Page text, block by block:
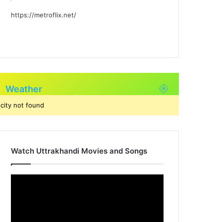
https://metroflix.net/
Weather
city not found
Watch Uttrakhandi Movies and Songs